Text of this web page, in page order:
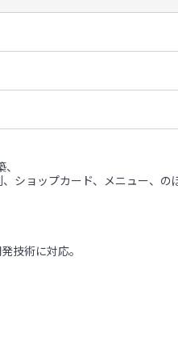
ショップカード、メニュー、の
技術に対応。